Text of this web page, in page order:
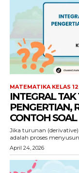
MATEMATIKA KELAS 12
INTEGRAL TAK
PENGERTIAN,
CONTOH
Jika turunan
adalah proses
April 24, 2026